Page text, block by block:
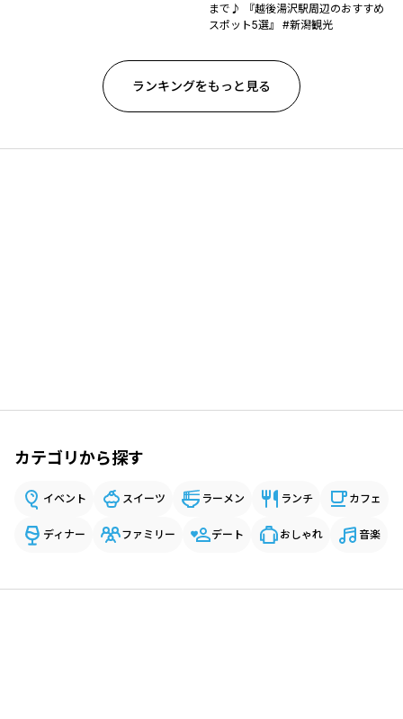
まで♪ 『越後湯沢駅周辺のおすすめ
スポット5選』 #新潟観光
ランキングをもっと見る
カテゴリから探す
イベント スイーツ ラーメン ランチ カフェ
ディナー ファミリー デート おしゃれ 音楽